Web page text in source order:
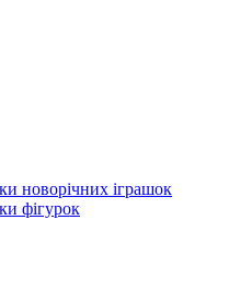
новорічних іграшок
фігурок